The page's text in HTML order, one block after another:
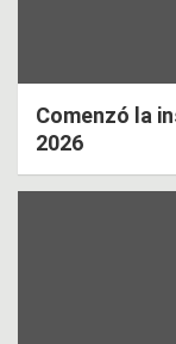
Comenzó la
2026